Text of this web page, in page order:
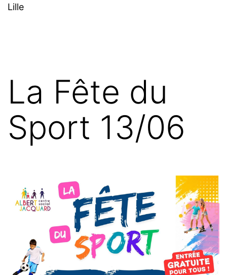
Lille
La Fête du
Sport 13/06